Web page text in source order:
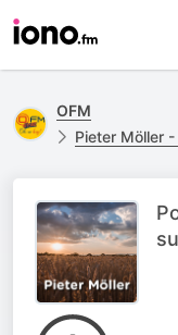
OFM
Pieter Möller -